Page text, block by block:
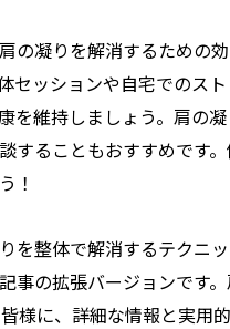
の凝りを解消するための
セッションや自宅でのス
を維持しましょう。肩の
することもおすすめです
！
を整体で解消するテクニ
事の拡張バージョンです
様に、詳細な情報と実用